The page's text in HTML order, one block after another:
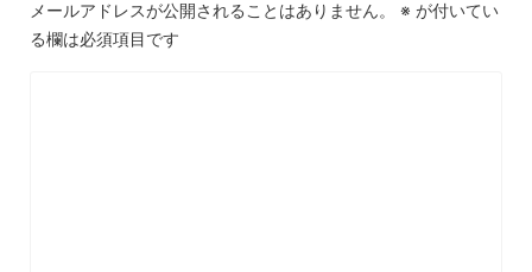
メールアドレスが公開されることはありません。 ※ が付いてい
る欄は必須項目です